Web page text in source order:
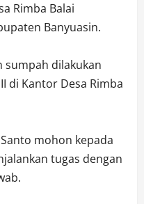
Rimba Balai
Banyuasin.
sumpah dilakukan
di Kantor Desa Rimba
mohon kepada
tugas dengan